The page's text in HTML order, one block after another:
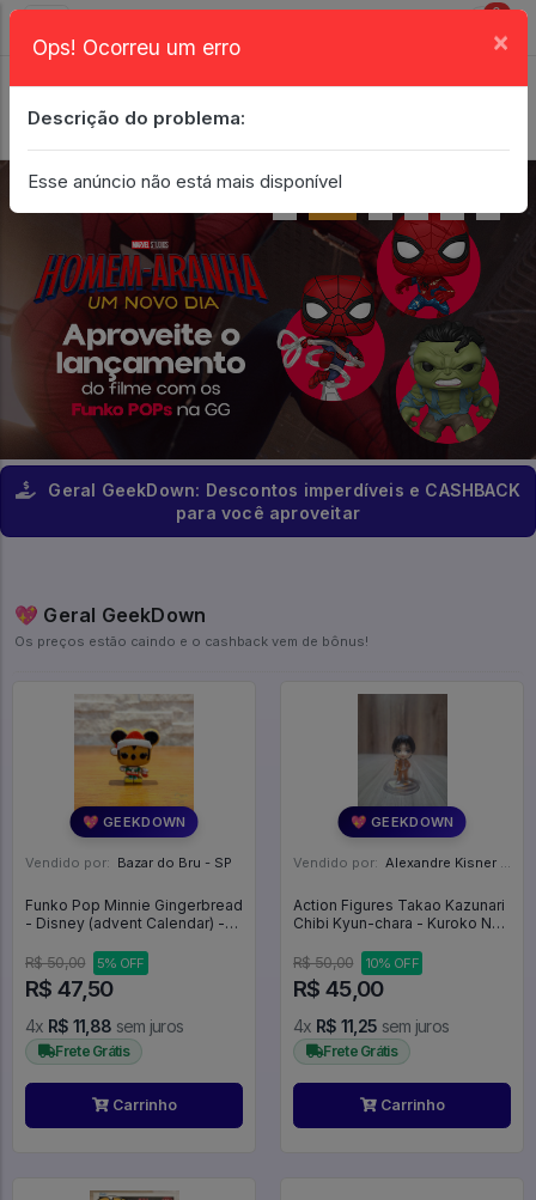
0
Geral GeekDown: Descontos imperdíveis e CASHBACK
para você aproveitar
💖 Geral GeekDown
Os preços estão caindo e o cashback vem de bônus!
💖 GEEKDOWN
Vendido por: Bazar do Bru - SP
Funko Pop Minnie Gingerbread
- Disney (advent Calendar) -
R$ 50,00
5% OFF
R$ 47,50
4x R$ 11,88 sem juros
Frete Grátis
Carrinho
💖 GEEKDOWN
Vendido por: Alexandre Kisner - PR
Action Figures Takao Kazunari
Chibi Kyun-chara - Kuroko No
R$ 50,00
10% OFF
R$ 45,00
4x R$ 11,25 sem juros
Frete Grátis
Carrinho
Ops! Ocorreu um erro ×
Descrição do problema:
Esse anúncio não está mais disponível